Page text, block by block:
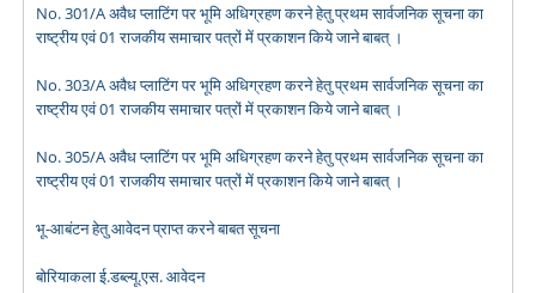
राष्ट्रीय एवं 01 राजकीय समाचार पत्रों में प्रकाशन किये जाने बाबत् ।
राष्ट्रीय एवं 01 राजकीय समाचार पत्रों में प्रकाशन किये जाने बाबत् ।
राष्ट्रीय एवं 01 राजकीय समाचार पत्रों में प्रकाशन किये जाने बाबत् ।